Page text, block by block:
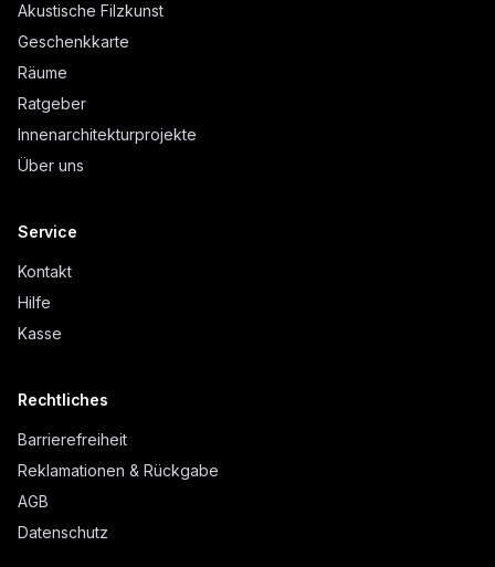
Akustische Filzkunst
Geschenkkarte
Räume
Ratgeber
Innenarchitekturprojekte
Über uns
Service
Kontakt
Hilfe
Kasse
Rechtliches
Barrierefreiheit
Reklamationen & Rückgabe
AGB
Datenschutz